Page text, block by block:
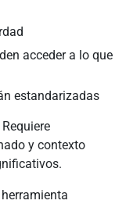
acceder a lo que
estandarizadas
y contexto